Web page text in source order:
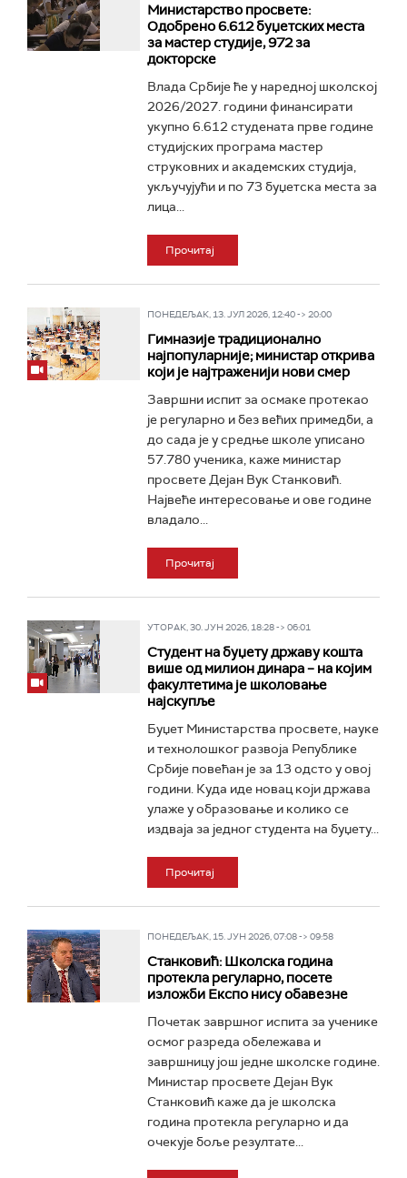
Министарство просвете:
Одобрено 6.612 буџетских места
за мастер студије, 972 за
докторске
Влада Србије ће у наредној школској
2026/2027. години финансирати
укупно 6.612 студената прве године
студијских програма мастер
струковних и академских студија,
укључујући и по 73 буџетска места за
лица...
Прочитај
ПОНЕДЕЉАК, 13. ЈУЛ 2026, 12:40 -> 20:00
Гимназије традиционално
најпопуларније; министар открива
који је најтраженији нови смер
Завршни испит за осмаке протекао
је регуларно и без већих примедби, а
до сада је у средње школе уписано
57.780 ученика, каже министар
просвете Дејан Вук Станковић.
Највеће интересовање и ове године
владало...
Прочитај
УТОРАК, 30. ЈУН 2026, 18:28 -> 06:01
Студент на буџету државу кошта
више од милион динара – на којим
факултетима је школовање
најскупље
Буџет Министарства просвете, науке
и технолошког развоја Републике
Србије повећан је за 13 одсто у овој
години. Куда иде новац који држава
улаже у образовање и колико се
издваја за једног студента на буџету...
Прочитај
ПОНЕДЕЉАК, 15. ЈУН 2026, 07:08 -> 09:58
Станковић: Школска година
протекла регуларно, посете
изложби Експо нису обавезне
Почетак завршног испита за ученике
осмог разреда обележава и
завршницу још једне школске године.
Министар просвете Дејан Вук
Станковић каже да је школска
година протекла регуларно и да
очекује боље резултате...